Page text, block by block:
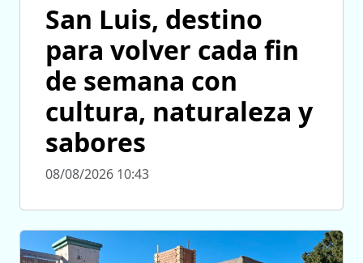
San Luis, destino
para volver cada fin
de semana con
cultura, naturaleza y
sabores
08/08/2026 10:43